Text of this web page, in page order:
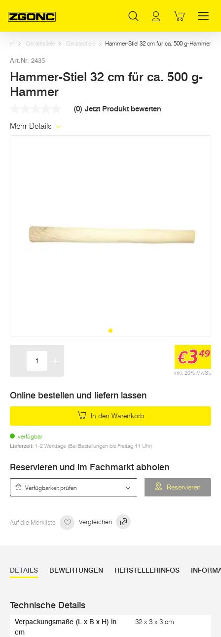
Gerätestiele Gerätestiele Hammer-Stiel 32 cm für ca. 500 g-Hammer
Art.Nr. 2435
Hammer-Stiel 32 cm für ca. 500 g-
Hammer
Link
(0) Jetzt Produkt bewerten
Mehr Details
inkl. 20% MwSt.
€349
Online bestellen und liefern lassen
In den Warenkorb
verfügbar
Lieferzeit: 1-2 Werktage (Bei Bestellungen bis Freitag 11 Uhr)
Reservieren und im Fachmarkt abholen
Reservieren
Auf die Merkliste Vergleichen
DETAILS BEWERTUNGEN HERSTELLERINFOS
Technische Details
Verpackungsmaße (L x B x H) in
cm
32 x 3 x 3 cm